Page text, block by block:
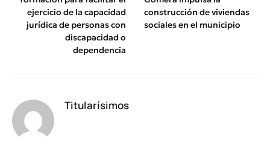
ejercicio de la capacidad
jurídica de personas con
discapacidad o
dependencia
construcción de viviendas
sociales en el municipio
Titularísimos